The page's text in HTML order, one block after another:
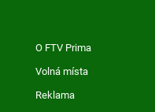
O FTV Prima
Volná místa
Reklama